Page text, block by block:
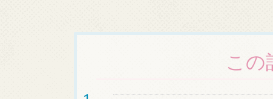
こ